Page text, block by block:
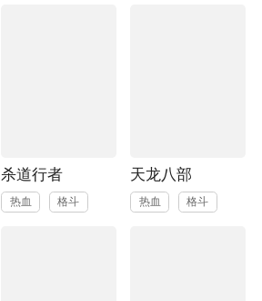
杀道行者
热血 格斗
天龙八部
热血 格斗